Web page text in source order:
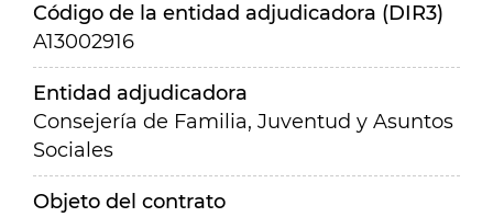
Código de la entidad adjudicadora (DIR3)
A13002916
Entidad adjudicadora
Consejería de Familia, Juventud y Asuntos
Sociales
Objeto del contrato